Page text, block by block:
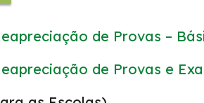
de Provas –
de Provas e